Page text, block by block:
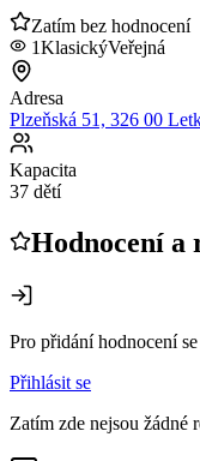
Zatím bez hodnocení
1KlasickýVeřejná
Adresa
Plzeňská 51, 326 00
Kapacita
37 dětí
Hodnocení a
Pro přidání hodnocení
Přihlásit se
Zatím zde nejsou žádné